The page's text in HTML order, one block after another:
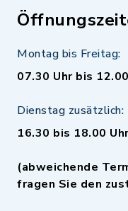
Montag bis Freitag:
07.30 Uhr bis
Dienstag zusätzlich:
16.30 bis 18.00
(abweichende
fragen Sie den